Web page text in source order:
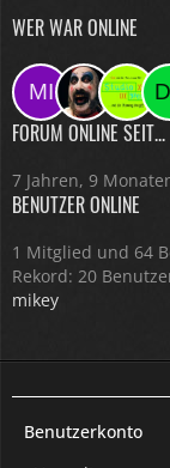
WER WAR ONLINE
FORUM ONLINE SEIT...
7 Jahren, 9
BENUTZER ONLINE
1 Mitglied und 64
Rekord: 20
mikey
Benutzerkonto